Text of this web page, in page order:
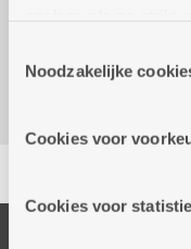
cookies hebben we
cookies worden
informatie over jouw
partners kunnen
Noodzakelijke
Cookies voor
Cookies voor
2610 Wilrijk